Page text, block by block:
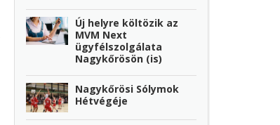
Új helyre költözik az
MVM Next
ügyfélszolgálata
Nagykőrösön (is)
Nagykőrösi Sólymok
Hétvégéje